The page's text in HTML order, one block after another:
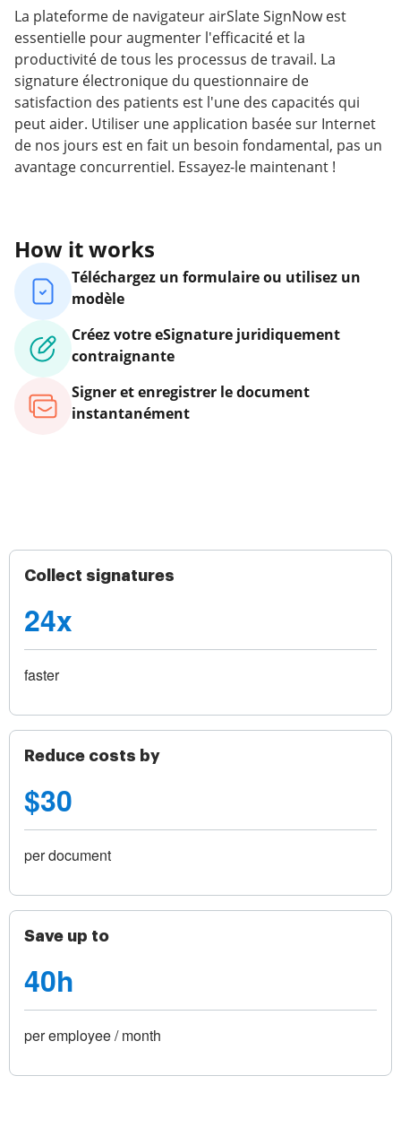
La plateforme de navigateur airSlate SignNow est
essentielle pour augmenter l'efficacité et la
productivité de tous les processus de travail. La
signature électronique du questionnaire de
satisfaction des patients est l'une des capacités qui
peut aider. Utiliser une application basée sur Internet
de nos jours est en fait un besoin fondamental, pas un
avantage concurrentiel. Essayez-le maintenant !
How it works
Téléchargez un formulaire ou utilisez un
modèle
Créez votre eSignature juridiquement
contraignante
Signer et enregistrer le document
instantanément
Collect signatures
24x
faster
Reduce costs by
$30
per document
Save up to
40h
per employee / month